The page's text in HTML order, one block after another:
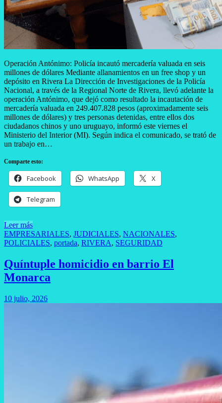
Operación Antónimo: Policía incautó mercadería valuada en seis
millones de dólares Mediante allanamientos en un free shop y un
depósito en Rivera La Dirección de Investigaciones de la Policía
Nacional, a través de la Regional Norte de Rivera, llevó adelante la
operación Antónimo, que dejó como resultado la incautación de
mercadería valuada en 249.407.828 pesos (aproximadamente seis
millones de dólares) y tres personas detenidas, entre ellos dos
ciudadanos chinos y uno uruguayo, informó este viernes el
Ministerio del Interior (MI). Según indica el comunicado, se trató de
un trabajo en…
Comparte esto:
Facebook WhatsApp X
Telegram
Leer más
EMPRESARIALES, JUDICIALES, NACIONALES,
POLICIALES, portada, RIVERA, SEGURIDAD
Quíntuple homicidio en barrio El
Monarca
10 julio, 2026